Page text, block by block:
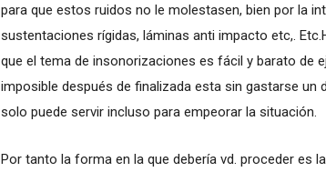
para que estos ruidos no le molestasen, bien por la
sustentaciones rígidas, láminas anti impacto etc,.
que el tema de insonorizaciones es fácil y barato de
imposible después de finalizada esta sin gastarse un
solo puede servir incluso para empeorar la situación.
Por tanto la forma en la que debería vd. proceder es